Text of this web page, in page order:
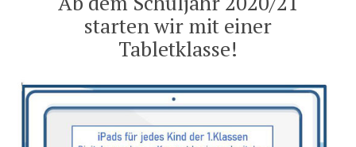
starten wir mit einer
Tabletklasse!